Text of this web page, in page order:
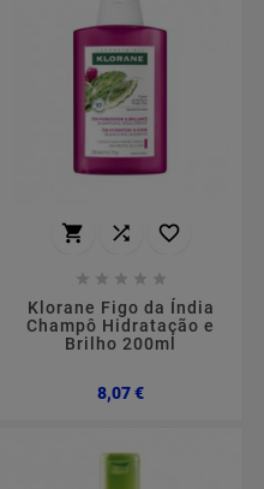
  
    
Klorane Figo da Índia
Champô Hidratação e
Brilho 200ml
8,07 €Preço